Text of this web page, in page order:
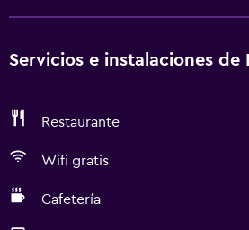
Servicios e instalaciones de
Restaurante
Wifi gratis
Cafetería